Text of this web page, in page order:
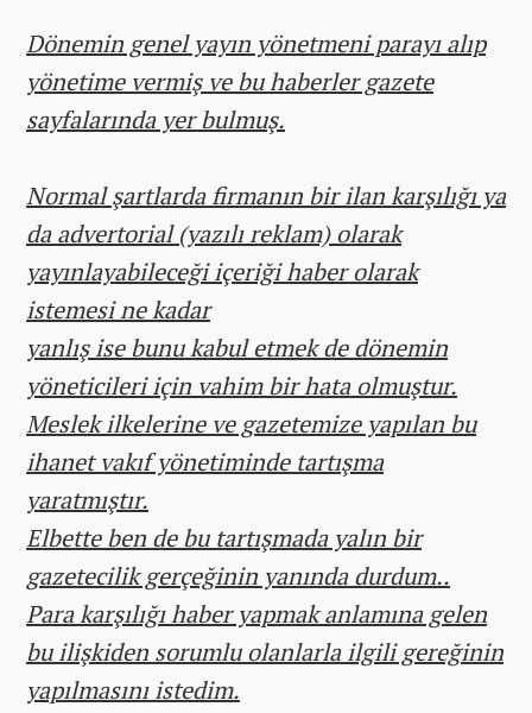
Dönemin genel yayın yönetmeni parayı alıp
yönetime vermiş ve bu haberler gazete
sayfalarında yer bulmuş.
Normal şartlarda firmanın bir ilan karşılığı ya
da advertorial (yazılı reklam) olarak
yayınlayabileceği içeriği haber olarak
istemesi ne kadar
yanlış ise bunu kabul etmek de dönemin
yöneticileri için vahim bir hata olmuştur.
Meslek ilkelerine ve gazetemize yapılan bu
ihanet vakıf yönetiminde tartışma
yaratmıştır.
Elbette ben de bu tartışmada yalın bir
gazetecilik gerçeğinin yanında durdum..
Para karşılığı haber yapmak anlamına gelen
bu ilişkiden sorumlu olanlarla ilgili gereğinin
yapılmasını istedim.